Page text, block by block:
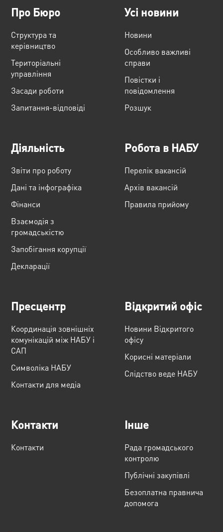
Про Бюро
Структура та
керівництво
Територіальні
управління
Засади роботи
Запитання-відповіді
Усі новини
Новини
Особливо важливі
справи
Повістки і
повідомлення
Розшук
Діяльність
Звіти про роботу
Дані та інфографіка
Фінанси
Взаємодія з
громадськістю
Запобігання корупції
Декларації
Робота в НАБУ
Перелік вакансій
Архів вакансій
Правила прийому
Пресцентр
Координація зовнішніх
комунікацій між НАБУ і
САП
Cимволіка НАБУ
Контакти для медіа
Відкритий офіс
Новини Відкритого
офісу
Корисні матеріали
Слідство веде НАБУ
Контакти
Контакти
Інше
Рада громадського
контролю
Публічні закупівлі
Безоплатна правнича
допомога